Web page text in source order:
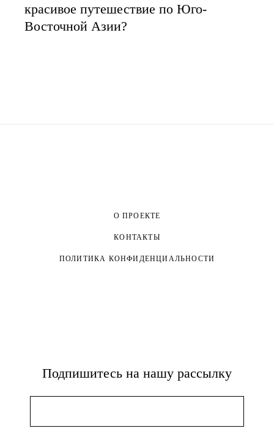
красивое путешествие по Юго-
Восточной Азии?
О ПРОЕКТЕ
КОНТАКТЫ
ПОЛИТИКА КОНФИДЕНЦИАЛЬНОСТИ
Подпишитесь на нашу рассылку